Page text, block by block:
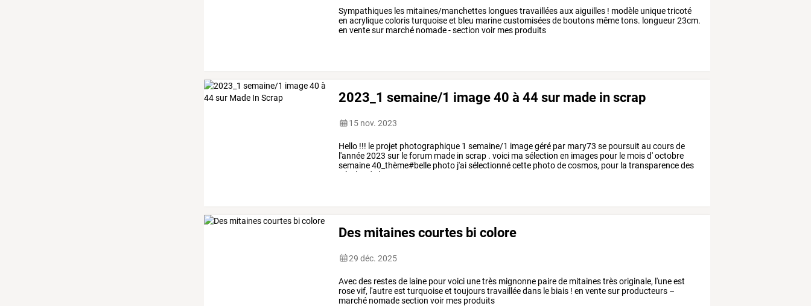
Sympathiques les mitaines/manchettes longues travaillées aux aiguilles ! modèle unique tricoté
en acrylique coloris turquoise et bleu marine customisées de boutons même tons. longueur 23cm.
en vente sur marché nomade - section voir mes produits
2023_1 semaine/1 image 40 à 44 sur made in scrap
15 nov. 2023
Hello !!! le projet photographique 1 semaine/1 imagegéré par mary73 se poursuit au coursde
l'année2023 sur leforum made in scrap . voici ma sélection en images pour le moisd'octobre
semaine40_thème#belle photo j'aisélectionnécette photodecosmos, pour la transparencedes
pétales
de la
Des mitaines courtes bi colore
29 déc. 2025
Avec des restes de laine pour voici une très mignonne paire de mitaines très originale, l'une est
rose vif, l'autre est turquoise et toujours travaillée dans le biais ! en vente sur producteurs –
marché nomade section voir mes produits